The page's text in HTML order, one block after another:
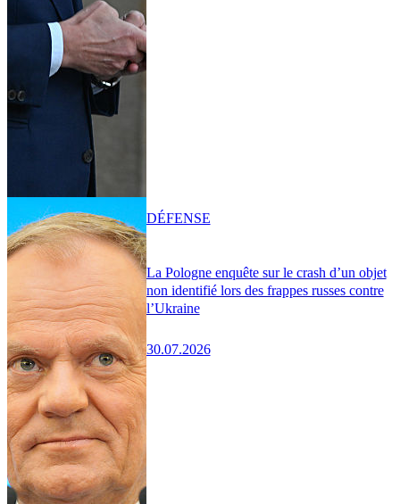
La Pologne enquête sur le crash d’un objet
non identifié lors des frappes russes contre
l’Ukraine
30.07.2026
DÉFENSE